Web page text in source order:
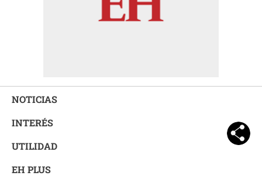
NOTICIAS
INTERÉS
UTILIDAD
EH PLUS